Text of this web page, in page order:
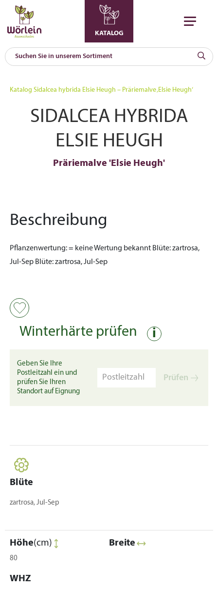
KATALOG
Katalog Sidalcea hybrida Elsie Heugh – Präriemalve ‚Elsie Heugh‘
SIDALCEA HYBRIDA
ELSIE HEUGH
Präriemalve 'Elsie Heugh'
Beschreibung
Pflanzenwertung:= keine Wertung bekannt Blüte:zartrosa,
Jul-Sep Blüte:zartrosa, Jul-Sep
Winterhärte prüfen i
Geben Sie Ihre
Postleitzahl ein und
prüfen Sie Ihren
Standort auf Eignung
Prüfen
Blüte
zartrosa, Jul-Sep
Höhe(cm)
80
Breite
WHZ